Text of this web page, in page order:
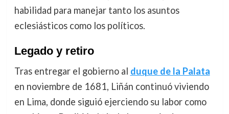
habilidad para manejar tanto los asuntos
eclesiásticos como los políticos.
Legado y retiro
Tras entregar el gobierno al duque de la Palata
en noviembre de 1681, Liñán continuó viviendo
en Lima, donde siguió ejerciendo su labor como